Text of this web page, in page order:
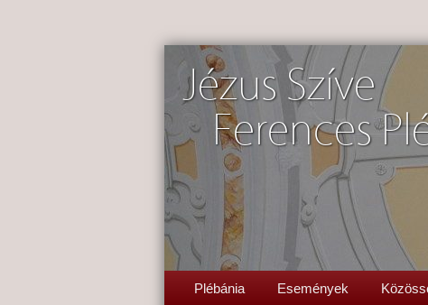
Jézus Szíve
Ferences
Plébánia Események